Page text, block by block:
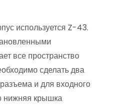
используется Z-43.
все пространство
сделать два
и для входного
нижняя крышка